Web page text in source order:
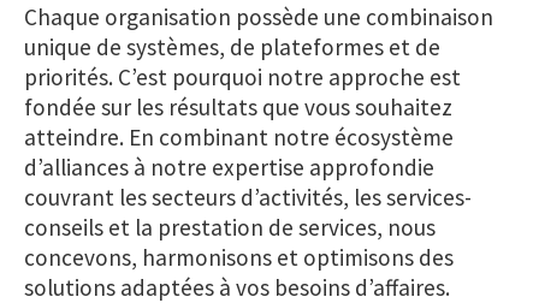
Chaque organisation possède une combinaison
unique de systèmes, de plateformes et de
priorités. C’est pourquoi notre approche est
fondée sur les résultats que vous souhaitez
atteindre. En combinant notre écosystème
d’alliances à notre expertise approfondie
couvrant les secteurs d’activités, les services-
conseils et la prestation de services, nous
concevons, harmonisons et optimisons des
solutions adaptées à vos besoins d’affaires.